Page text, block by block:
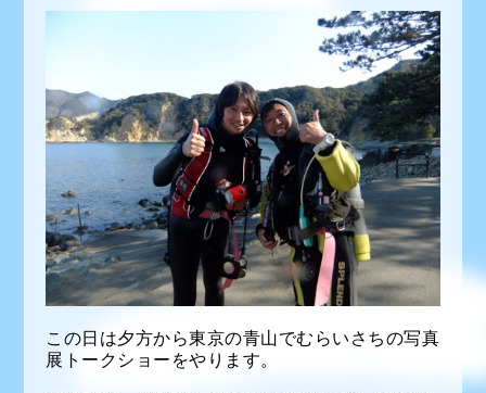
この日は夕方から東京の青山でむらいさちの写真
展トークショーをやります。